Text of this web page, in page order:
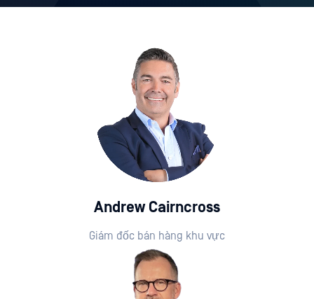
Andrew Cairncross
Giám đốc bán hàng khu vực